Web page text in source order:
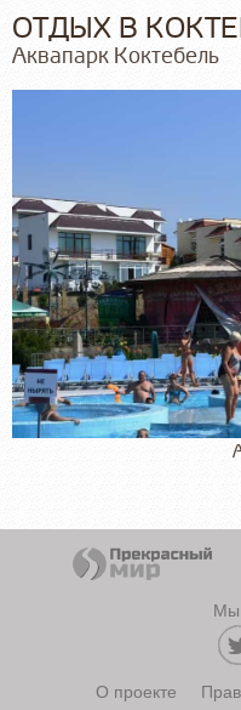
ОТДЫХ В
Аквапарк Коктебель
Мы
О проекте